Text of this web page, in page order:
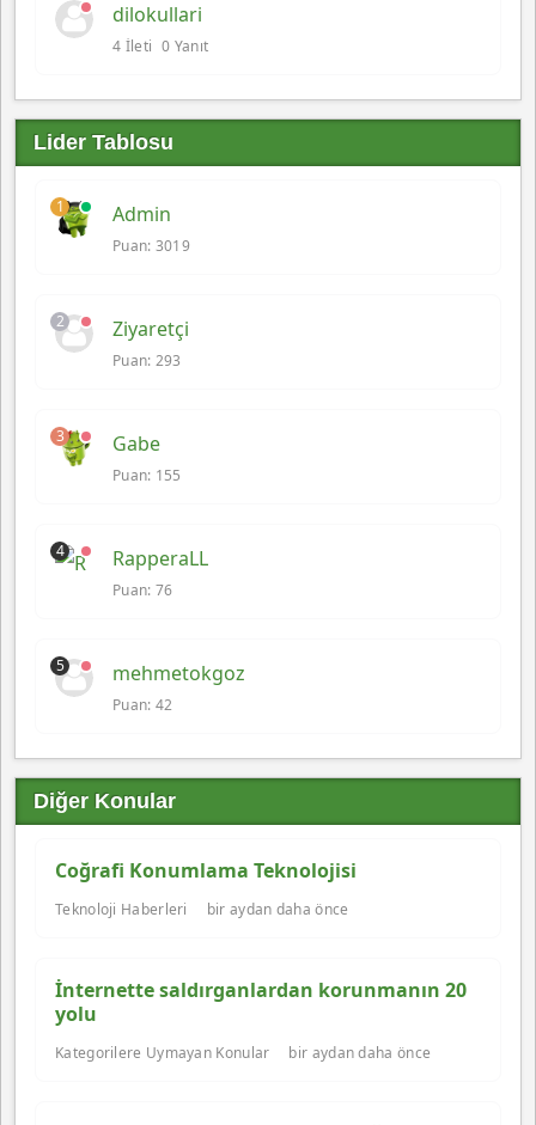
dilokullari
4 İleti 0 Yanıt
Lider Tablosu
1 Admin
Puan: 3019
2 Ziyaretçi
Puan: 293
3 Gabe
Puan: 155
4 RapperaLL
Puan: 76
5 mehmetokgoz
Puan: 42
Diğer Konular
Coğrafi Konumlama Teknolojisi
Teknoloji Haberleri bir aydan daha önce
İnternette saldırganlardan korunmanın 20
yolu
Kategorilere Uymayan Konular bir aydan daha önce